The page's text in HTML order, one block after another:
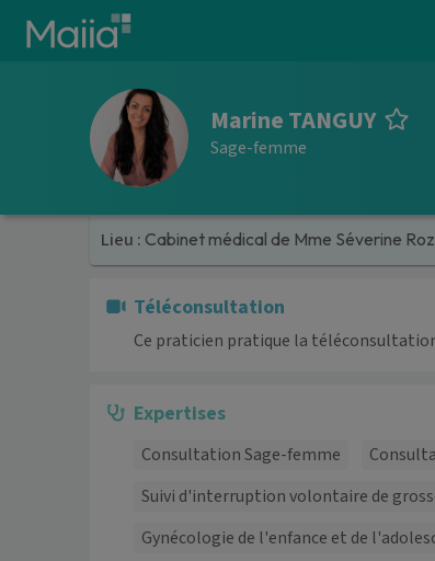
Aller au contenu principal
Marine TANGUY
Sage-femme
Lieu : Cabinet médical de Mme Séverine
Téléconsultation
Ce praticien pratique la
Expertises
Consultation Sage-femme
Suivi d'interruption volontaire de
Gynécologie de l'enfance et de